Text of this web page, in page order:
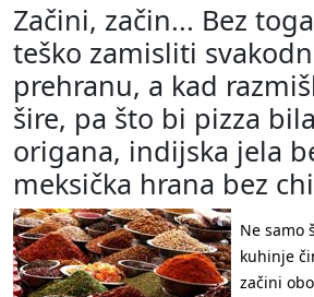
Začini, začin... Bez
teško zamisliti
prehranu, a kad
šire, pa što bi pizza
origana, indijska jela
meksička hrana bez
Ne samo
kuhinje
začini